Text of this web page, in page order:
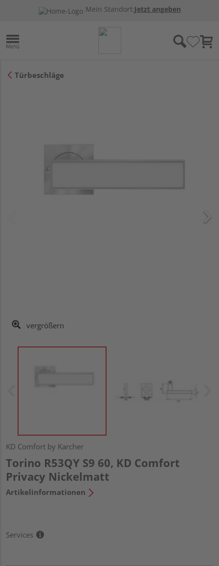
Mein Standort:Jetzt angeben
Türbeschläge
vergrößern
KD Comfort by Karcher
Torino R53QY S9 60, KD Comfort
Privacy Nickelmatt
Artikelinformationen
Services